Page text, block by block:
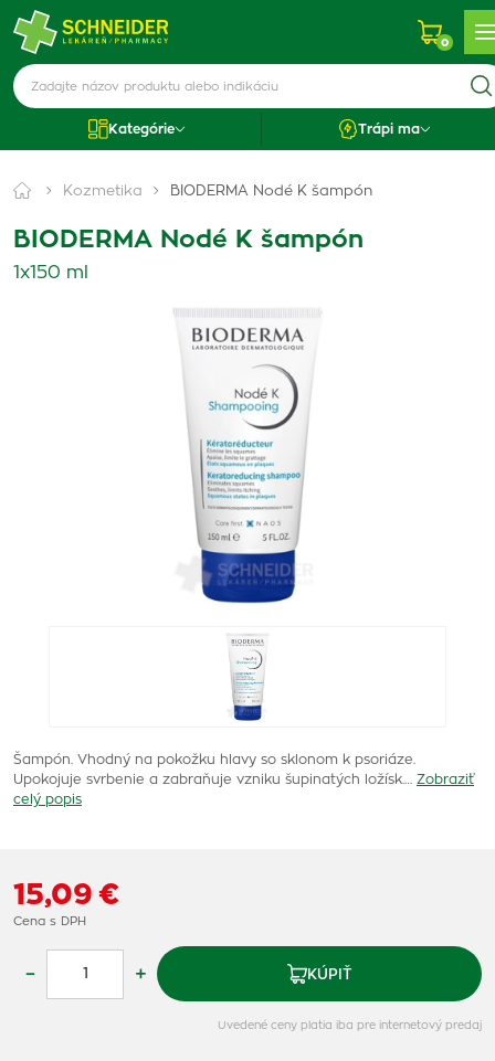
0
Kategórie Trápi ma
Kozmetika BIODERMA Nodé K šampón
BIODERMA Nodé K šampón
1x150 ml
Šampón. Vhodný na pokožku hlavy so sklonom k psoriáze.
Upokojuje svrbenie a zabraňuje vzniku šupinatých ložísk.…
Zobraziť
celý popis
15,09 €
Cena s DPH
– + KÚPIŤ
Uvedené ceny platia iba pre internetový predaj